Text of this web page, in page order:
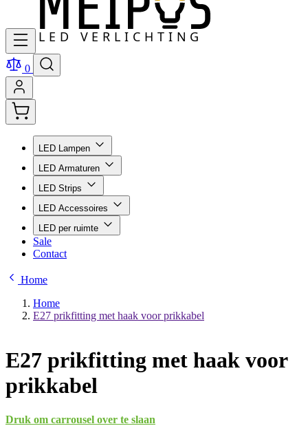
0
LED Lampen
LED Armaturen
LED Strips
LED Accessoires
LED per ruimte
Sale
Contact
Home
Home
E27 prikfitting met haak voor prikkabel
E27 prikfitting met haak voor
prikkabel
Druk om carrousel over te slaan